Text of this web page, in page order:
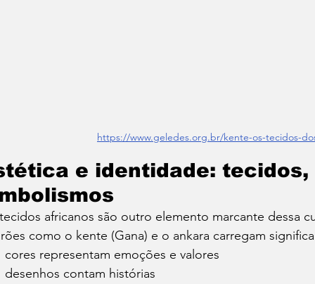
https://www.geledes.org.br/kente-os-tecidos-
e identidade:
africanos são outro elemento marcante dessa
como o kente (Gana) e o ankara carregam
cores representam emoções e valores
desenhos contam histórias